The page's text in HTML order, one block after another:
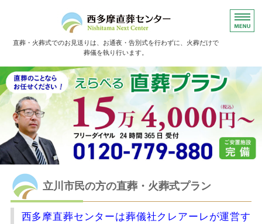
直葬・火葬式でのお見送りは、お通夜・告別式を行わずに、火葬だけで
葬儀を執り行います。
ホーム
直葬の流れ
よくあるご質問
お葬儀事例
お客様の声
立川市民の方の直葬・火葬式プラン
西多摩直葬センターは葬儀社クレアーレが運営す